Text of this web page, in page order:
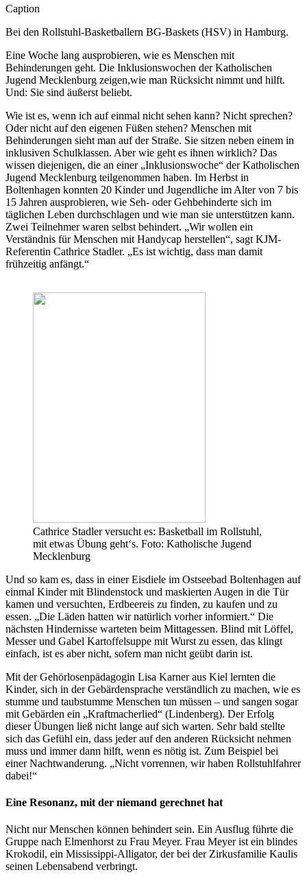
Caption
Bei den Rollstuhl-Basketballern BG-Baskets (HSV) in Hamburg.
Eine Woche lang ausprobieren, wie es Menschen mit
Behinderungen geht. Die Inklusionswochen der Katholischen
Jugend Mecklenburg zeigen,wie man Rücksicht nimmt und hilft.
Und: Sie sind äußerst beliebt.
Wie ist es, wenn ich auf einmal nicht sehen kann? Nicht sprechen?
Oder nicht auf den eigenen Füßen stehen? Menschen mit
Behinderungen sieht man auf der Straße. Sie sitzen neben einem in
inklusiven Schulklassen. Aber wie geht es ihnen wirklich? Das
wissen diejenigen, die an einer „Inklusionswoche“ der Katholischen
Jugend Mecklenburg teilgenommen haben. Im Herbst in
Boltenhagen konnten 20 Kinder und Jugendliche im Alter von 7 bis
15 Jahren ausprobieren, wie Seh- oder Gehbehinderte sich im
täglichen Leben durchschlagen und wie man sie unterstützen kann.
Zwei Teilnehmer waren selbst behindert. „Wir wollen ein
Verständnis für Menschen mit Handycap herstellen“, sagt KJM-
Referentin Cathrice Stadler. „Es ist wichtig, dass man damit
frühzeitig anfängt.“
Cathrice Stadler versucht es: Basketball im Rollstuhl,
mit etwas Übung geht‘s. Foto: Katholische Jugend
Mecklenburg
Und so kam es, dass in einer Eisdiele im Ostseebad Boltenhagen auf
einmal Kinder mit Blindenstock und maskierten Augen in die Tür
kamen und versuchten, Erdbeereis zu finden, zu kaufen und zu
essen. „Die Läden hatten wir natürlich vorher informiert.“ Die
nächsten Hindernisse warteten beim Mittagessen. Blind mit Löffel,
Messer und Gabel Kartoffelsuppe mit Wurst zu essen, das klingt
einfach, ist es aber nicht, sofern man nicht geübt darin ist.
Mit der Gehörlosenpädagogin Lisa Karner aus Kiel lernten die
Kinder, sich in der Gebärdensprache verständlich zu machen, wie es
stumme und taubstumme Menschen tun müssen – und sangen sogar
mit Gebärden ein „Kraftmacherlied“ (Lindenberg). Der Erfolg
dieser Übungen ließ nicht lange auf sich warten. Sehr bald stellte
sich das Gefühl ein, dass jeder auf den anderen Rücksicht nehmen
muss und immer dann hilft, wenn es nötig ist. Zum Beispiel bei
einer Nachtwanderung. „Nicht vorrennen, wir haben Rollstuhlfahrer
dabei!“
Eine Resonanz, mit der niemand gerechnet hat
Nicht nur Menschen können behindert sein. Ein Ausflug führte die
Gruppe nach Elmenhorst zu Frau Meyer. Frau Meyer ist ein blindes
Krokodil, ein Mississippi-Alligator, der bei der Zirkusfamilie Kaulis
seinen Lebensabend verbringt.